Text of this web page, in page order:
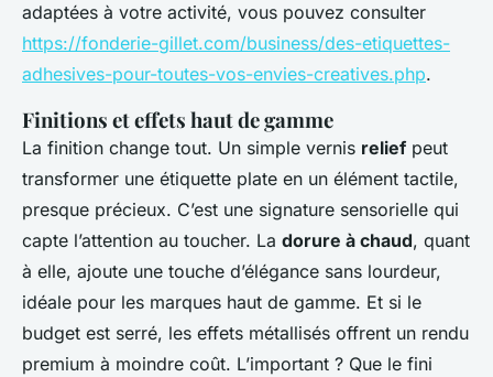
adaptées à votre activité, vous pouvez consulter
https://fonderie-gillet.com/business/des-etiquettes-
adhesives-pour-toutes-vos-envies-creatives.php.
Finitions et effets haut de gamme
La finition change tout. Un simple vernis relief peut
transformer une étiquette plate en un élément tactile,
presque précieux. C’est une signature sensorielle qui
capte l’attention au toucher. La dorure à chaud, quant
à elle, ajoute une touche d’élégance sans lourdeur,
idéale pour les marques haut de gamme. Et si le
budget est serré, les effets métallisés offrent un rendu
premium à moindre coût. L’important ? Que le fini